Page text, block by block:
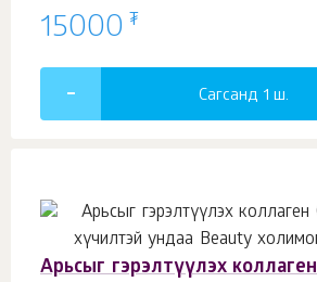
15000 ₮
Сагсанд 1 ш.
Арьсыг гэрэлтүүлэх